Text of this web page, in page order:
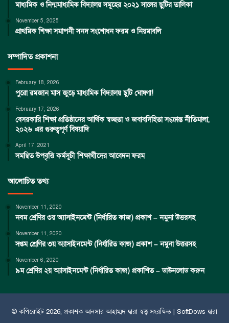
মাধ্যমিক ও নিন্মমাধ্যমিক বিদ্যালয় সমূহের ২০২১ সালের ছুটির তালিকা
November 5, 2025
প্রাথমিক শিক্ষা সমাপনী সনদ সংশোধন ফরম ও নিয়মাবলি
সম্পাদিত প্রকাশনা
February 18, 2026
পুরো রমজান মাস জুড়ে মাধ্যমিক বিদ্যালয় ছুটি ঘোষণা!
February 17, 2026
বেসরকারি শিক্ষা প্রতিষ্ঠানের আর্থিক স্বচ্ছতা ও জবাবদিহিতা সংক্রান্ত নীতিমালা,
২০২৬ এর গুরুত্বপূর্ণ বিষয়াদি
April 17, 2021
সমন্বিত উপবৃত্তি কর্মসূচী শিক্ষার্থীদের আবেদন ফরম
আলোচিত তথ্য
November 11, 2020
নবম শ্রেণির ৩য় অ্যাসাইনমেন্ট (নির্ধারিত কাজ) প্রকাশ – নমুনা উত্তরসহ
November 11, 2020
সপ্তম শ্রেণির ৩য় অ্যাসাইনমেন্ট (নির্ধারিত কাজ) প্রকাশ – নমুনা উত্তরসহ
November 6, 2020
৯ম শ্রেণির ২য় অ্যাসাইনমেন্ট (নির্ধারিত কাজ) প্রকাশিত – ডাউনলোড করুন
© কপিরােইট 2026, প্রকাশকআনসার আহাম্মদদ্বারা স্বত্ত্ব সংরক্ষিত | SoftDows দ্বারা